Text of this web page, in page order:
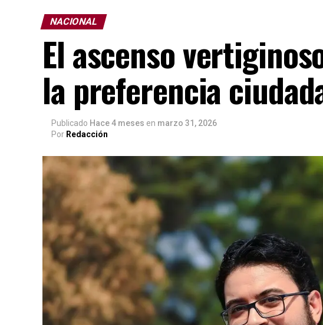
NACIONAL
El ascenso
la preferencia
Publicado Hace 4 meses en marzo 31, 2026
Por Redacción